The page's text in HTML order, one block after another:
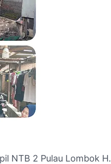
NTB 2 Pulau Lombok H.